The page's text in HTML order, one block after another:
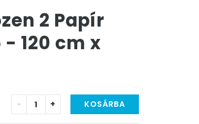
2 Papír
120 cm x
- + KOSÁRBA